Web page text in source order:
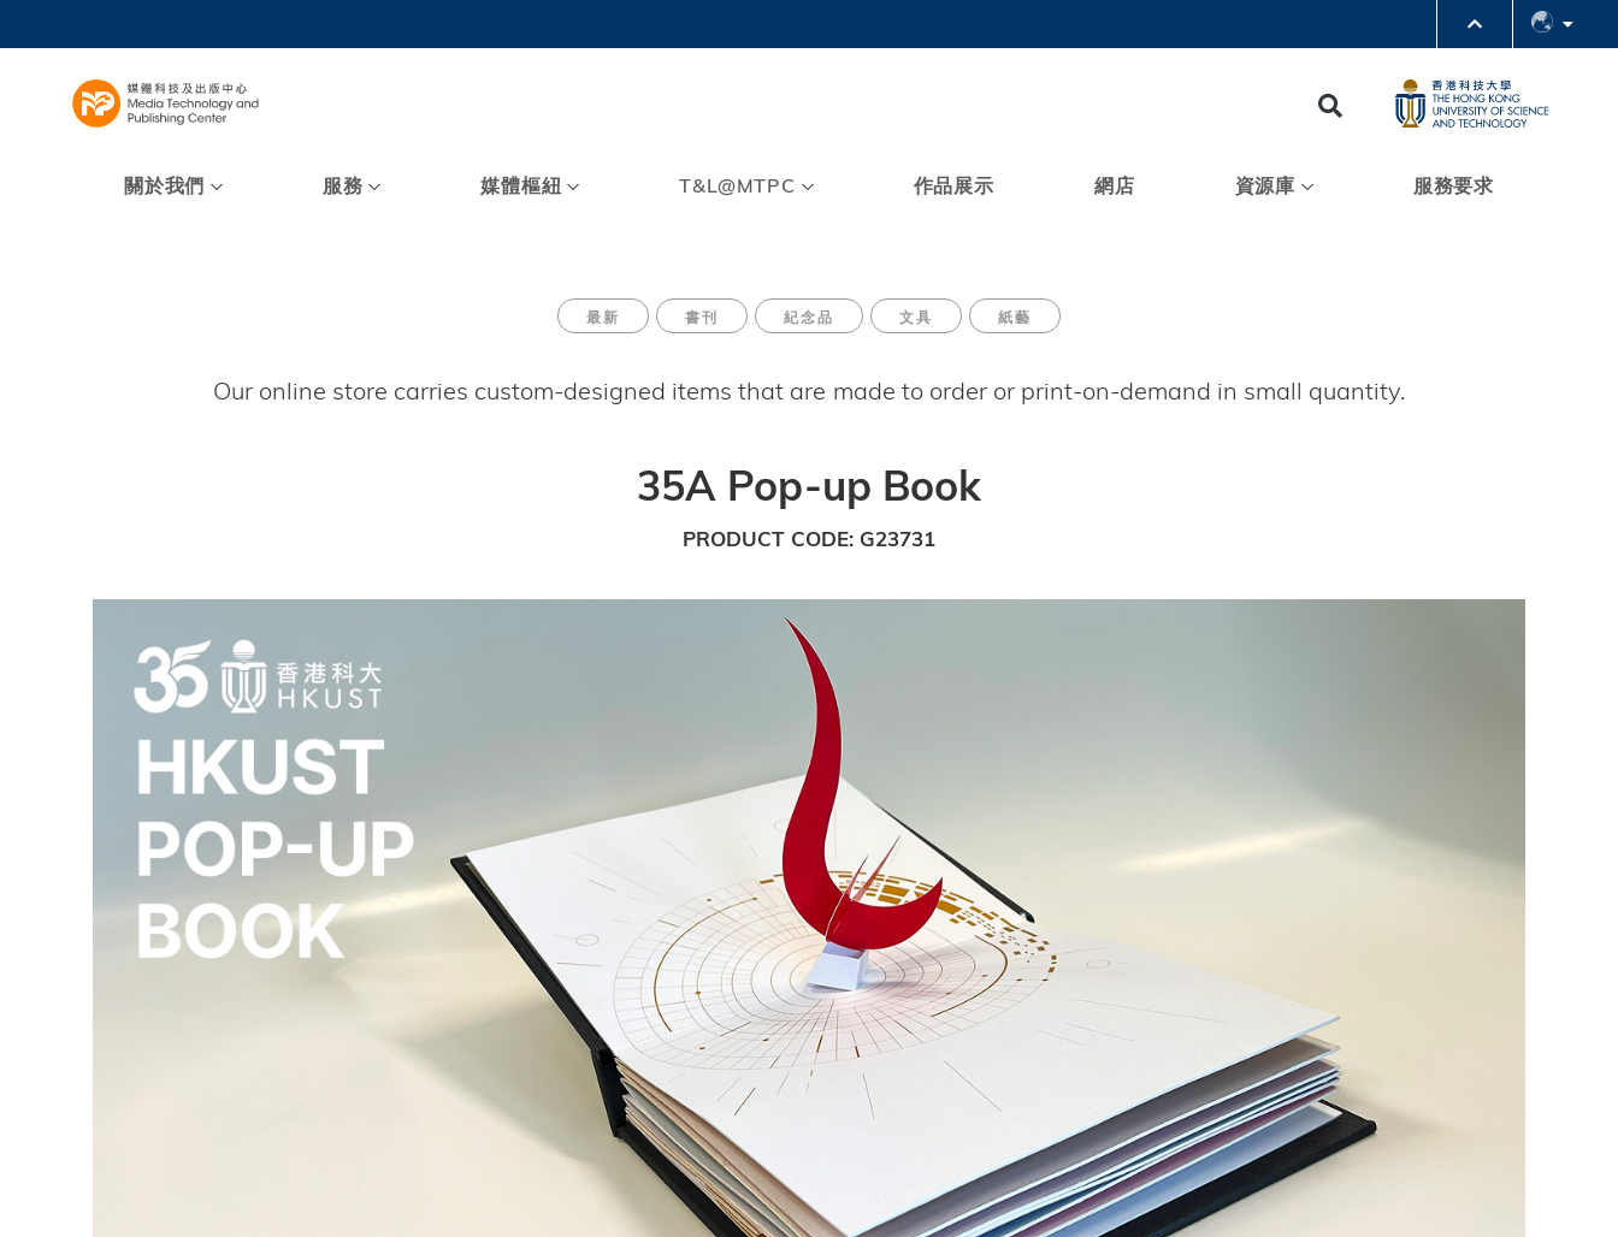
Search
關於我們 服務 媒體樞紐 T&L@MTPC 作品展示 網店 資源庫 服務要求
最新 書刊 紀念品 文具 紙藝
Our online store carries custom-designed items that are made to order or print-on-demand in small quantity.
35A Pop-up Book
PRODUCT CODE G23731